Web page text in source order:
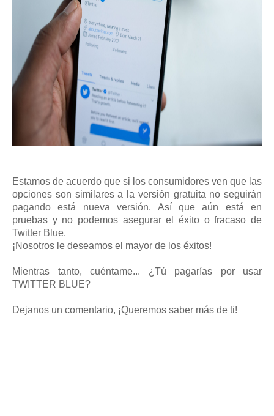
Estamos de acuerdo que si los consumidores ven que las
opciones son similares a la versión gratuita no seguirán
pagando está nueva versión. Así que aún está en
pruebas y no podemos asegurar el éxito o fracaso de
Twitter Blue.
¡Nosotros le deseamos el mayor de los éxitos!
Mientras tanto, cuéntame... ¿Tú pagarías por usar
TWITTER BLUE?
Dejanos un comentario, ¡Queremos saber más de ti!